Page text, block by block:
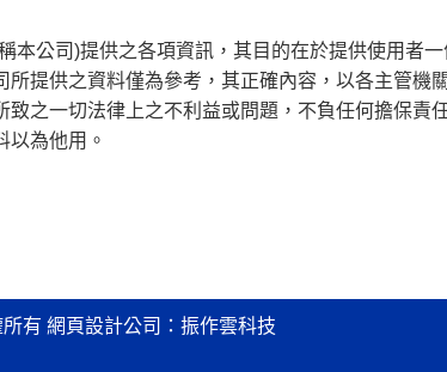
本公司)提供之各項資訊，其目的在於提供使用者
所提供之資料僅為參考，其正確內容，以各主管機
致之一切法律上之不利益或問題，不負任何擔保責
以為他用。
有 網頁設計公司 ：振作雲科技